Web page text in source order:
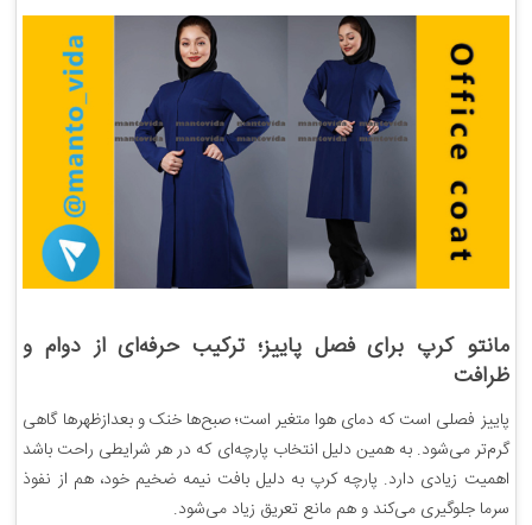
مانتو کرپ برای فصل پاییز؛ ترکیب حرفه‌ای از دوام و
ظرافت
پاییز فصلی است که دمای هوا متغیر است؛ صبح‌ها خنک و بعدازظهرها گاهی
گرم‌تر می‌شود. به همین دلیل انتخاب پارچه‌ای که در هر شرایطی راحت باشد
اهمیت زیادی دارد. پارچه کرپ به دلیل بافت نیمه ضخیم خود، هم از نفوذ
سرما جلوگیری می‌کند و هم مانع تعریق زیاد می‌شود.